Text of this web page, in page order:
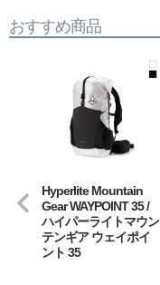
おすすめ商品
Hyperlite Mountain
Gear WAYPOINT 35 /
ハイパーライトマウン
テンギア ウェイポイ
ント 35